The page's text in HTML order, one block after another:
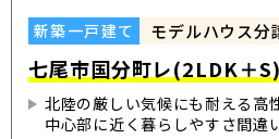
新築一戸建て モデルハウス分
七尾市国分町レ(2LDK＋S)
北陸の厳しい気候にも耐える高
中心部に近く暮らしやすさ間違